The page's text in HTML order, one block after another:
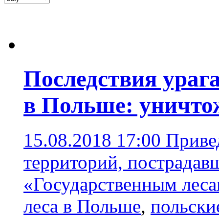
Последствия
в Польше:
15.08.2018 17:00
территорий,
«Государственным
леса в Польше,